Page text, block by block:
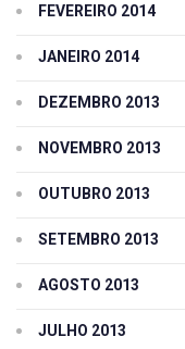
FEVEREIRO 2014
JANEIRO 2014
DEZEMBRO 2013
NOVEMBRO 2013
OUTUBRO 2013
SETEMBRO 2013
AGOSTO 2013
JULHO 2013